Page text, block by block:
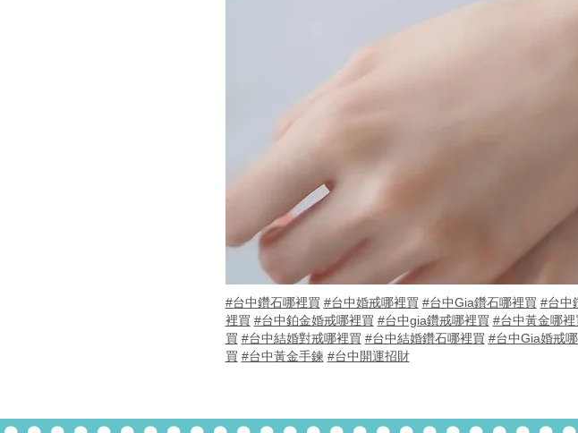
#台中鑽石哪裡買 #台中婚戒哪裡買 #台中Gia鑽石哪裡買 #台中
裡買 #台中鉑金婚戒哪裡買 #台中gia鑽戒哪裡買 #台中黃金哪裡
買 #台中結婚對戒哪裡買 #台中結婚鑽石哪裡買 #台中Gia婚戒
買 #台中黃金手鍊 #台中開運招財